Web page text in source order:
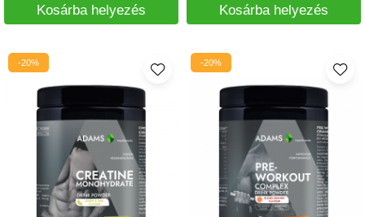
Kosárba helyezés Kosárba helyezés
-20% -20%